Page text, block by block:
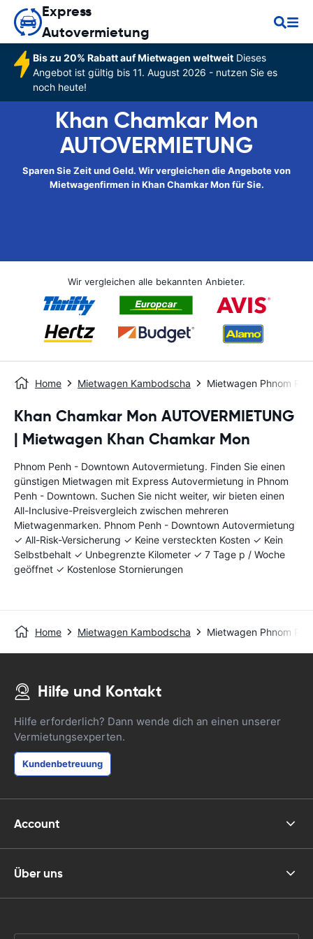
Express
Autovermietung
Bis zu 20% Rabatt auf Mietwagen weltweitDieses
Angebot ist gültig bis 11. August 2026 - nutzen Sie es
noch heute!
Khan Chamkar Mon
AUTOVERMIETUNG
Sparen Sie Zeit und Geld. Wir vergleichen die Angebote von
Mietwagenfirmen in Khan Chamkar Mon für Sie.
Wir vergleichen alle bekannten Anbieter.
Home Mietwagen Kambodscha Mietwagen Phnom
Khan Chamkar Mon AUTOVERMIETUNG
| Mietwagen Khan Chamkar Mon
Phnom Penh - Downtown Autovermietung. Finden Sie einen
günstigen Mietwagen mit Express Autovermietung in Phnom
Penh - Downtown. Suchen Sie nicht weiter, wir bieten einen
All-Inclusive-Preisvergleich zwischen mehreren
Mietwagenmarken. Phnom Penh - Downtown Autovermietung
✓ All-Risk-Versicherung ✓ Keine versteckten Kosten ✓ Kein
Selbstbehalt ✓ Unbegrenzte Kilometer ✓ 7 Tage p / Woche
geöffnet ✓ Kostenlose Stornierungen
Home Mietwagen Kambodscha Mietwagen Phnom
Hilfe und Kontakt
Hilfe erforderlich? Dann wende dich an einen unserer
Vermietungsexperten.
Kundenbetreuung
Account
Über uns